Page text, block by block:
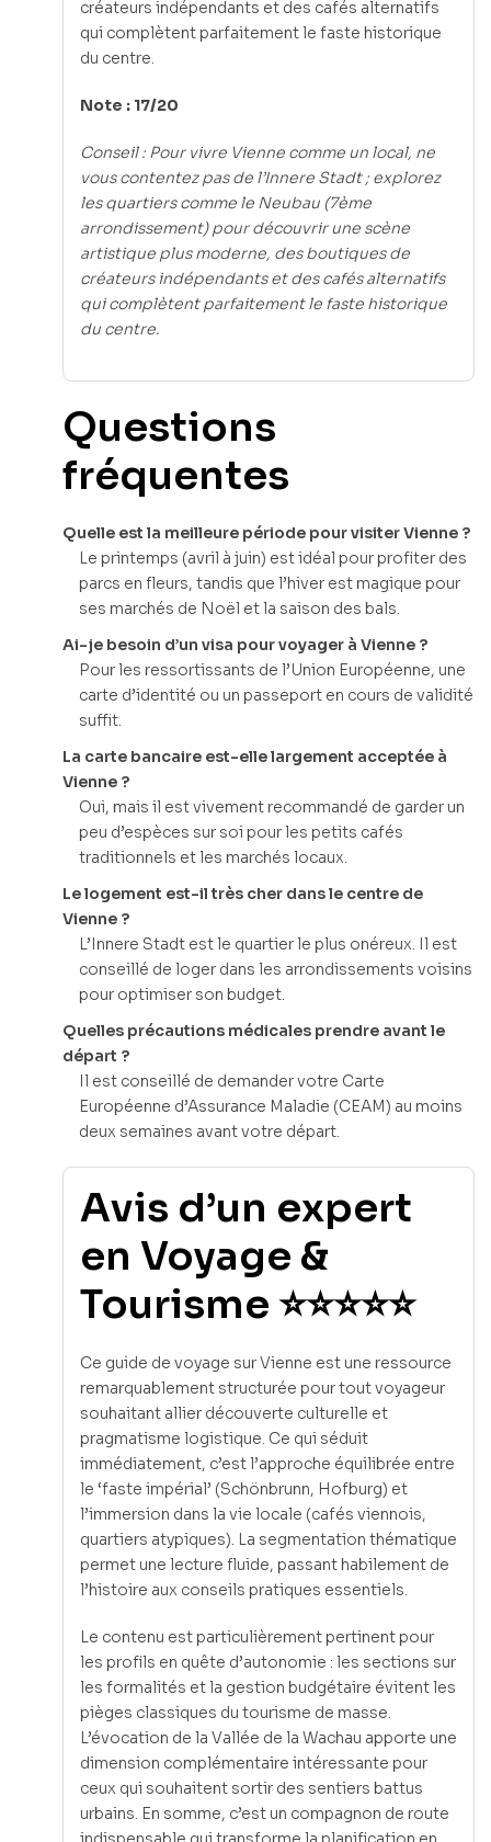
créateurs indépendants et des cafés alternatifs
qui complètent parfaitement le faste historique
du centre.
Note : 17/20
Conseil : Pour vivre Vienne comme un local, ne
vous contentez pas de l’Innere Stadt ; explorez
les quartiers comme le Neubau (7ème
arrondissement) pour découvrir une scène
artistique plus moderne, des boutiques de
créateurs indépendants et des cafés alternatifs
qui complètent parfaitement le faste historique
du centre.
Questions
fréquentes
Quelle est la meilleure période pour visiter Vienne ?
Le printemps (avril à juin) est idéal pour profiter des
parcs en fleurs, tandis que l’hiver est magique pour
ses marchés de Noël et la saison des bals.
Ai-je besoin d’un visa pour voyager à Vienne ?
Pour les ressortissants de l’Union Européenne, une
carte d’identité ou un passeport en cours de validité
suffit.
La carte bancaire est-elle largement acceptée à
Vienne ?
Oui, mais il est vivement recommandé de garder un
peu d’espèces sur soi pour les petits cafés
traditionnels et les marchés locaux.
Le logement est-il très cher dans le centre de
Vienne ?
L’Innere Stadt est le quartier le plus onéreux. Il est
conseillé de loger dans les arrondissements voisins
pour optimiser son budget.
Quelles précautions médicales prendre avant le
départ ?
Il est conseillé de demander votre Carte
Européenne d’Assurance Maladie (CEAM) au moins
deux semaines avant votre départ.
Avis d’un expert
en Voyage &
Tourisme ⭐⭐⭐⭐⭐
Ce guide de voyage sur Vienne est une ressource
remarquablement structurée pour tout voyageur
souhaitant allier découverte culturelle et
pragmatisme logistique. Ce qui séduit
immédiatement, c’est l’approche équilibrée entre
le ‘faste impérial’ (Schönbrunn, Hofburg) et
l’immersion dans la vie locale (cafés viennois,
quartiers atypiques). La segmentation thématique
permet une lecture fluide, passant habilement de
l’histoire aux conseils pratiques essentiels.
Le contenu est particulièrement pertinent pour
les profils en quête d’autonomie : les sections sur
les formalités et la gestion budgétaire évitent les
pièges classiques du tourisme de masse.
L’évocation de la Vallée de la Wachau apporte une
dimension complémentaire intéressante pour
ceux qui souhaitent sortir des sentiers battus
urbains. En somme, c’est un compagnon de route